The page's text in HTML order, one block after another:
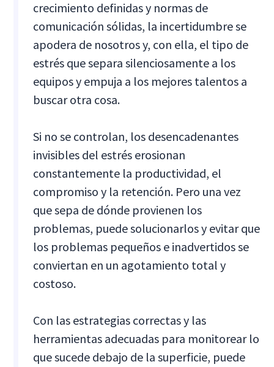
crecimiento definidas y normas de
comunicación sólidas, la incertidumbre se
apodera de nosotros y, con ella, el tipo de
estrés que separa silenciosamente a los
equipos y empuja a los mejores talentos a
buscar otra cosa.
Si no se controlan, los desencadenantes
invisibles del estrés erosionan
constantemente la productividad, el
compromiso y la retención. Pero una vez
que sepa de dónde provienen los
problemas, puede solucionarlos y evitar que
los problemas pequeños e inadvertidos se
conviertan en un agotamiento total y
costoso.
Con las estrategias correctas y las
herramientas adecuadas para monitorear lo
que sucede debajo de la superficie, puede